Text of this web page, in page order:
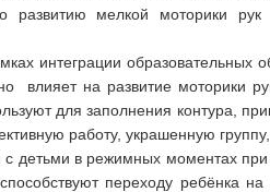
мелкой моторики рук
интеграции образовательных
влияет на развитие моторики
для заполнения контура,
работу, украшенную
с детьми в режимных моментах
переходу ребёнка